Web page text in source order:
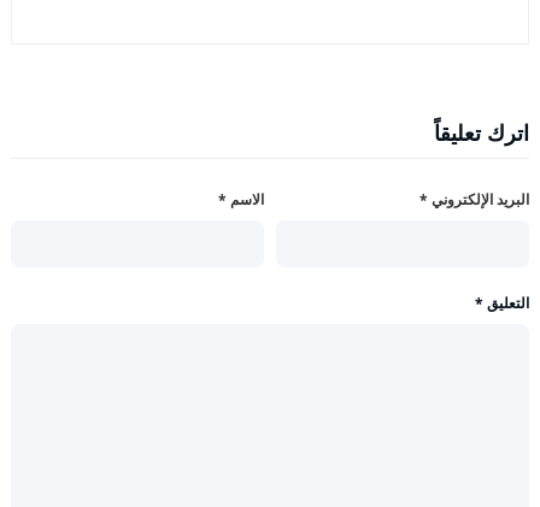
اترك تعليقاً
الاسم * البريد الإلكتروني *
التعليق *